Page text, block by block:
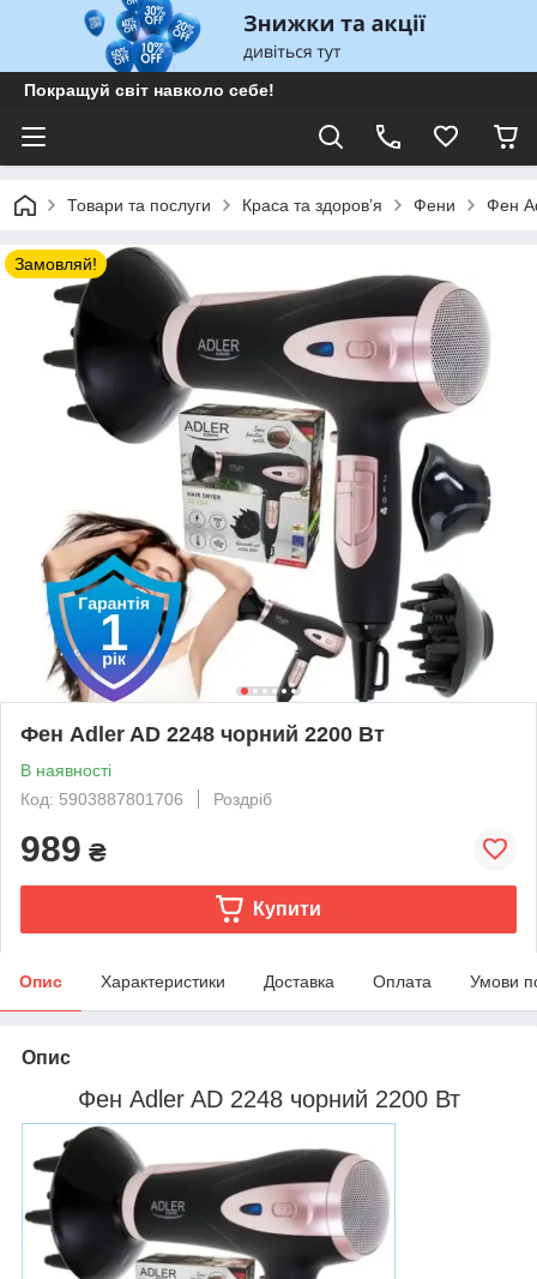
Покращуй світ навколо себе!
Товари та послуги Краса та здоровʼя Фени Фен
Замовляй!
Фен Adler AD 2248 чорний 2200 Вт
В наявності
Код: 5903887801706
Роздріб
989 ₴
Купити
Опис Характеристики Доставка Оплата Умови
Опис
Фен Adler AD 2248 чорний 2200 Вт